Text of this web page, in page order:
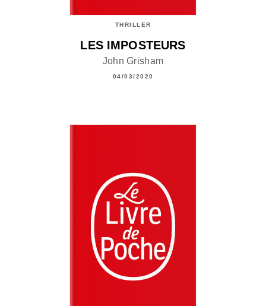
THRILLER
LES IMPOSTEURS
John Grisham
04/03/2020